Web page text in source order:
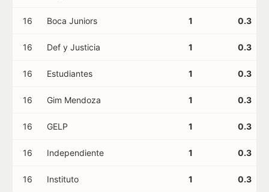
16 Boca Juniors 1 0.3
16 Def y Justicia 1 0.3
16 Estudiantes 1 0.3
16 Gim Mendoza 1 0.3
16 GELP 1 0.3
16 Independiente 1 0.3
16 Instituto 1 0.3